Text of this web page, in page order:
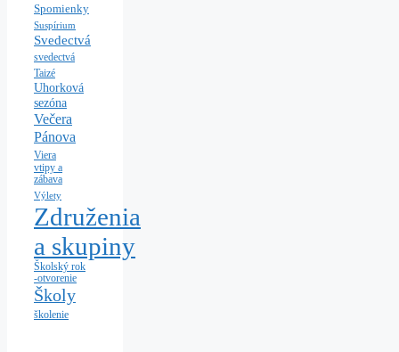
Spomienky
Suspírium
Svedectvá
svedectvá
Taizé
Uhorková
sezóna
Večera
Pánova
Viera
vtipy a
zábava
Výlety
Združenia
a skupiny
Školský rok
-otvorenie
Školy
školenie